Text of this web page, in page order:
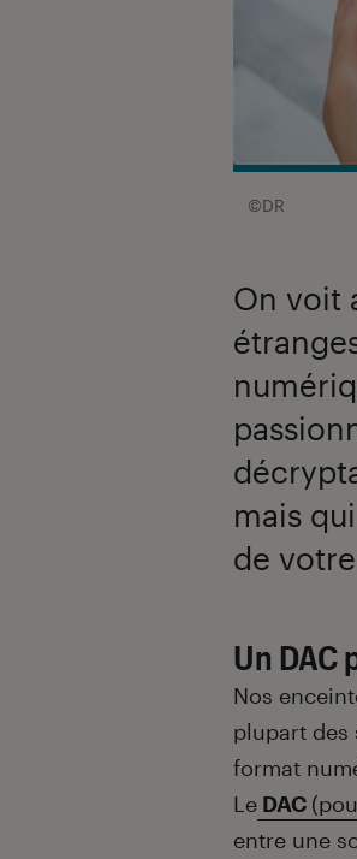
©DR
On voit
mais
de
Un DAC
Nos
plupart des
format
Le DAC
entre une